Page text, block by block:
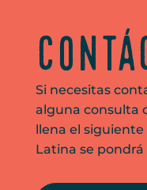
Si necesitas
alguna consulta
llena el
Latina se